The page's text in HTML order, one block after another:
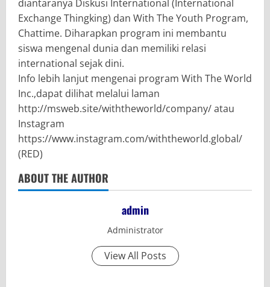
diantaranya Diskusi International (International
Exchange Thingking) dan With The Youth Program,
Chattime. Diharapkan program ini membantu
siswa mengenal dunia dan memiliki relasi
international sejak dini.
Info lebih lanjut mengenai program With The World
Inc.,dapat dilihat melalui laman
http://msweb.site/withtheworld/company/​ atau
Instagram ​
https://www.instagram.com/withtheworld.global/
(RED)
ABOUT THE AUTHOR
admin
Administrator
View All Posts